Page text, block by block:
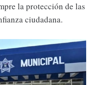
la protección de las
ciudadana.